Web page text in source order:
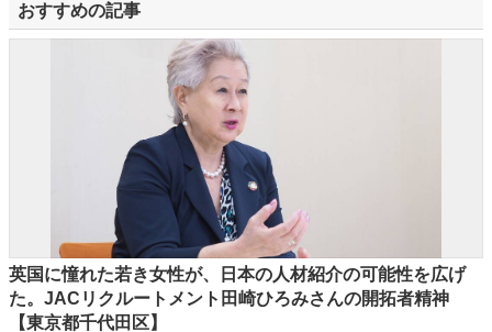
おすすめの記事
英国に憧れた若き女性が、日本の人材紹介の可能性を広げ
た。JACリクルートメント田崎ひろみさんの開拓者精神
【東京都千代田区】